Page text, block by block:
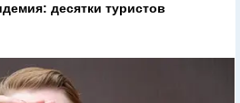
десятки туристов